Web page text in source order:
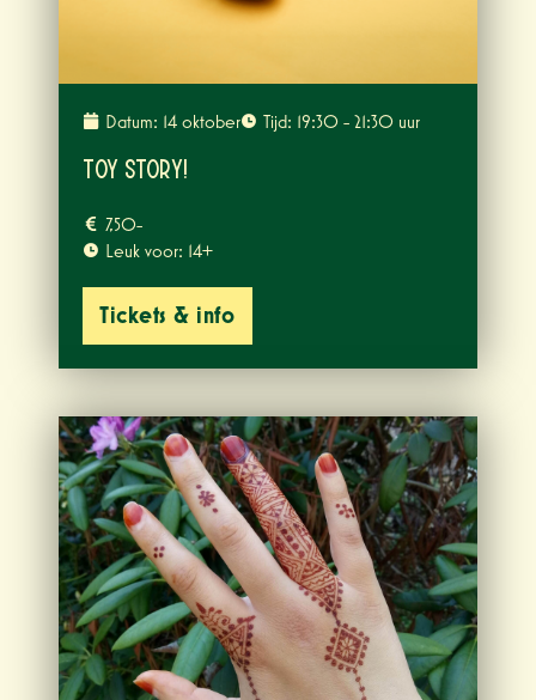
Datum: 14 oktober Tijd: 19:30 - 21:30 uur
Toy Story!
7,50-
Leuk voor: 14+
Tickets & info